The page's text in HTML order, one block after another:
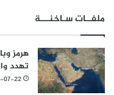
ملفــات سـاخنـــة
هرمز
تهدد
07-22